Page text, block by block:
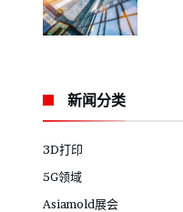
新闻分类
3D打印
5G领域
Asiamold展会